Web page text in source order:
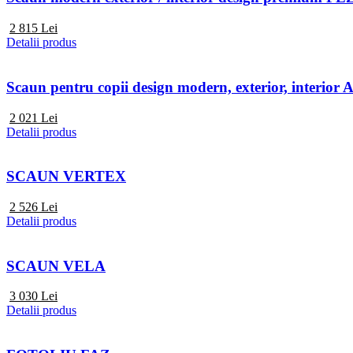
2 815 Lei
Detalii produs
Scaun pentru copii design modern, exterior, interior
2 021 Lei
Detalii produs
SCAUN VERTEX
2 526 Lei
Detalii produs
SCAUN VELA
3 030 Lei
Detalii produs